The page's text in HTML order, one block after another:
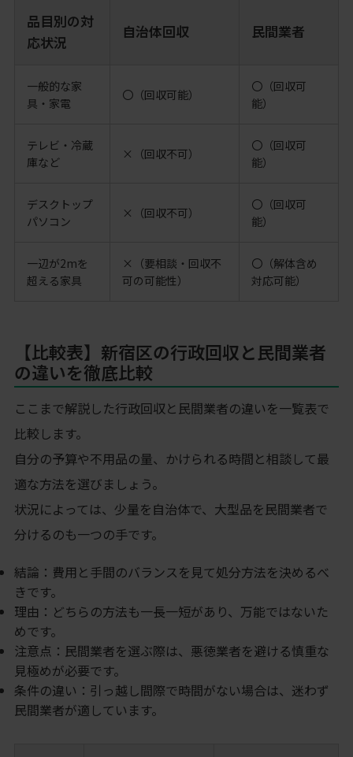
品目別の対
応状況
自治体回収 民間業者
一般的な家
具・家電
〇（回収可能）
〇（回収可
能）
テレビ・冷蔵
庫など
×（回収不可）
〇（回収可
能）
デスクトップ
パソコン
×（回収不可）
〇（回収可
能）
一辺が2mを
超える家具
×（要相談・回収不
可の可能性）
〇（解体含め
対応可能）
【比較表】新宿区の行政回収と民間業者
の違いを徹底比較
ここまで解説した行政回収と民間業者の違いを一覧表で
比較します。
自分の予算や不用品の量、かけられる時間と相談して最
適な方法を選びましょう。
状況によっては、少量を自治体で、大型品を民間業者で
分けるのも一つの手です。
結論：費用と手間のバランスを見て処分方法を決めるべ
きです。
理由：どちらの方法も一長一短があり、万能ではないた
めです。
注意点：民間業者を選ぶ際は、悪徳業者を避ける慎重な
見極めが必要です。
条件の違い：引っ越し間際で時間がない場合は、迷わず
民間業者が適しています。